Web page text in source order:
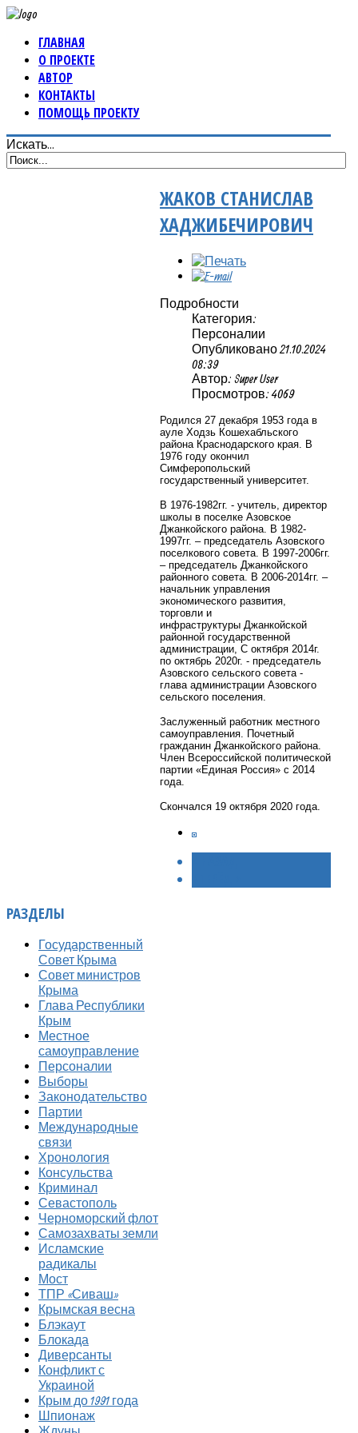
ГЛАВНАЯ
О ПРОЕКТЕ
АВТОР
КОНТАКТЫ
ПОМОЩЬ ПРОЕКТУ
Искать...
ЖАКОВ СТАНИСЛАВ
ХАДЖИБЕЧИРОВИЧ
Подробности
Категория:
Персоналии
Опубликовано 21.10.2024
08:39
Автор: Super User
Просмотров: 4069
Родился 27 декабря 1953 года в
ауле Ходзь Кошехабльского
района Краснодарского края. В
1976 году окончил
Симферопольский
государственный университет.
В 1976-1982гг. - учитель, директор
школы в поселке Азовское
Джанкойского района. В 1982-
1997гг. – председатель Азовского
поселкового совета.
В 1997-2006гг.
– председатель Джанкойского
районного совета. В 2006-2014гг. –
начальник управления
экономического развития,
торговли и
инфраструктуры Джанкойской
районной государственной
администрации, С октября 2014г.
по октябрь 2020г. - председатель
Азовского сельского совета -
глава администрации Азовского
сельского поселения.
Заслуженный работник местного
самоуправления. Почетный
гражданин Джанкойского района.
Член Всероссийской политической
партии «Единая Россия» с 2014
года.
Скончался 19 октября 2020 года.
РАЗДЕЛЫ
Государственный
Совет Крыма
Совет министров
Крыма
Глава Республики
Крым
Местное
самоуправление
Персоналии
Выборы
Законодательство
Партии
Международные
связи
Хронология
Консульства
Криминал
Севастополь
Черноморский флот
Самозахваты земли
Исламские
радикалы
Мост
ТПР «Сиваш»
Крымская весна
Блэкаут
Блокада
Диверсанты
Конфликт с
Украиной
Крым до 1991 года
Шпионаж